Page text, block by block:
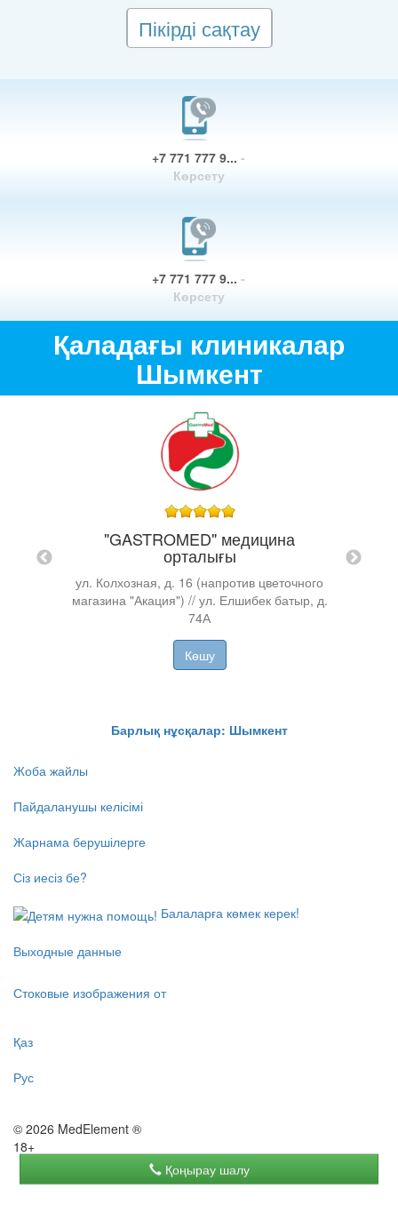
Пікірді сақтау
+7 771 777 9...-
Көрсету
+7 771 777 9...-
Көрсету
Қаладағы клиникалар
Шымкент
"GASTROMED" медицина
орталығы
ул. Колхозная, д. 16 (напротив цветочного
магазина "Акация") // ул. Елшибек батыр, д.
74А
Көшу
Барлық нұсқалар: Шымкент
Жоба жайлы
Пайдаланушы келісімі
Жарнама берушілерге
Сіз иесіз бе?
Балаларға көмек керек!
Выходные данные
Стоковые изображения от
Қаз
Рус
© 2026 MedElement ®
18+
Қоңырау шалу